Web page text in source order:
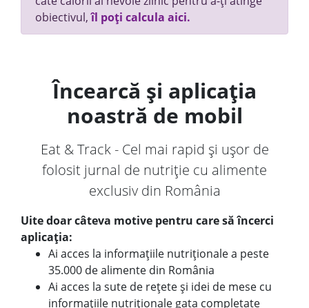
obiectivul,îl poți calcula aici.
Încearcă și aplicația
noastră de mobil
Eat & Track - Cel mai rapid și ușor de
folosit jurnal de nutriție cu alimente
exclusiv din România
Uite doar câteva motive pentru care să încerci
aplicația:
Ai acces la informațiile nutriționale a peste
35.000 de alimente din România
Ai acces la sute de rețete și idei de mese cu
informațiile nutriționale gata completate